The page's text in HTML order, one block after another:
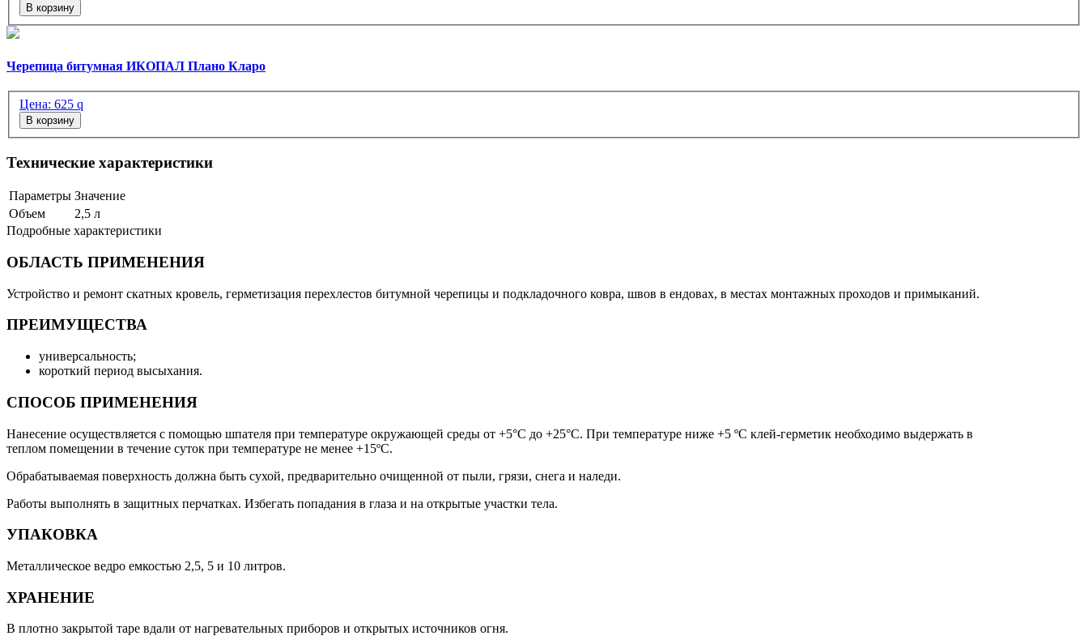
В корзину
Черепица битумная ИКОПАЛ Плано Кларо
Цена: 625 q
В корзину
Технические характеристики
Параметры Значение
Объем
2,5 л
Подробные характеристики
ОБЛАСТЬ ПРИМЕНЕНИЯ
Устройство и ремонт скатных кровель, герметизация перехлестов битумной черепицы и подкладочного ковра, швов в ендовах, в местах монтажных проходов и примыканий.
ПРЕИМУЩЕСТВА
универсальность;
короткий период высыхания.
СПОСОБ ПРИМЕНЕНИЯ
Нанесение осуществляется с помощью шпателя при температуре окружающей среды от +5°С до +25°С. При температуре ниже +5 ºС клей-герметик необходимо выдержать в
теплом помещении в течение суток при температуре не менее +15ºС.
Обрабатываемая поверхность должна быть сухой, предварительно очищенной от пыли, грязи, снега и наледи.
Работы выполнять в защитных перчатках. Избегать попадания в глаза и на открытые участки тела.
УПАКОВКА
Металлическое ведро емкостью 2,5, 5 и 10 литров.
ХРАНЕНИЕ
В плотно закрытой таре вдали от нагревательных приборов и открытых источников огня.